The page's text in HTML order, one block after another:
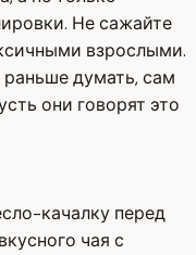
Не сажайте
взрослыми.
думать, сам
они говорят это
качалку перед
чая с